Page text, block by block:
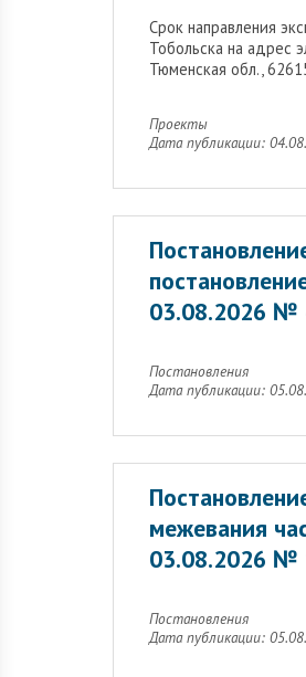
Cрок направления
Тобольска на адрес
Тюменская обл.,
Проекты
Дата публикации:
03.08.2026 №
Постановления
Дата публикации:
межевания
03.08.2026 №
Постановления
Дата публикации: